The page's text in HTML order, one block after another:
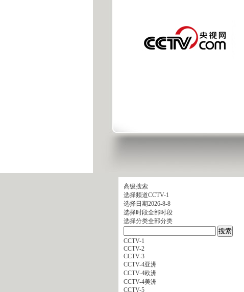
高级搜索
选择频道CCTV-1
选择日期2026-8-8
选择时段全部时段
选择分类全部分类
CCTV-1
CCTV-2
CCTV-3
CCTV-4亚洲
CCTV-4欧洲
CCTV-4美洲
CCTV-5